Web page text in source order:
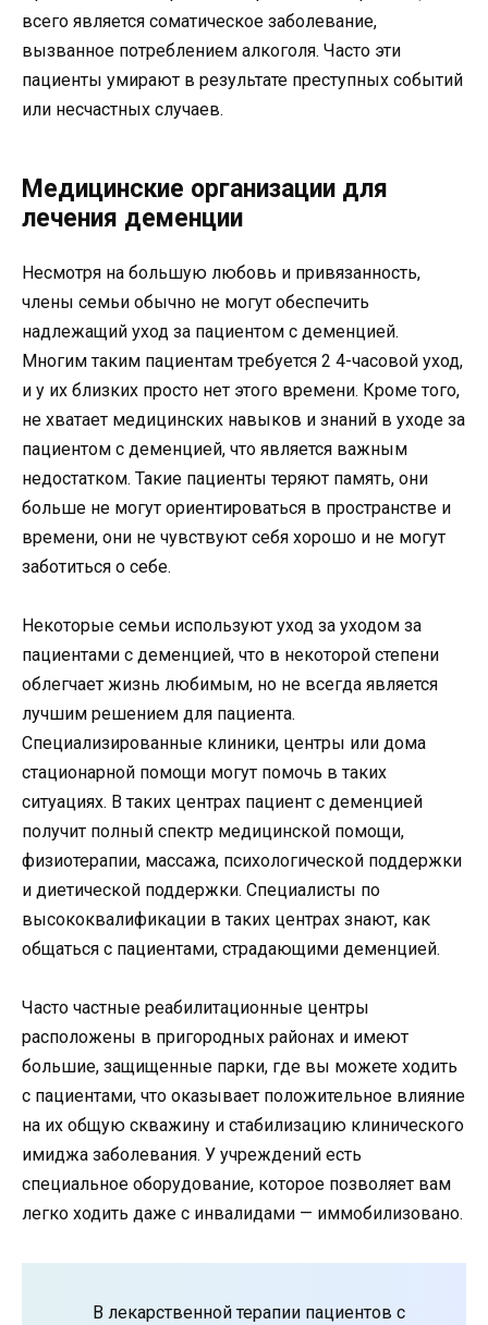
всего является соматическое заболевание,
вызванное потреблением алкоголя. Часто эти
пациенты умирают в результате преступных событий
или несчастных случаев.
Медицинские организации для
лечения деменции
Несмотря на большую любовь и привязанность,
члены семьи обычно не могут обеспечить
надлежащий уход за пациентом с деменцией.
Многим таким пациентам требуется 2 4-часовой уход,
и у их близких просто нет этого времени. Кроме того,
не хватает медицинских навыков и знаний в уходе за
пациентом с деменцией, что является важным
недостатком. Такие пациенты теряют память, они
больше не могут ориентироваться в пространстве и
времени, они не чувствуют себя хорошо и не могут
заботиться о себе.
Некоторые семьи используют уход за уходом за
пациентами с деменцией, что в некоторой степени
облегчает жизнь любимым, но не всегда является
лучшим решением для пациента.
Специализированные клиники, центры или дома
стационарной помощи могут помочь в таких
ситуациях. В таких центрах пациент с деменцией
получит полный спектр медицинской помощи,
физиотерапии, массажа, психологической поддержки
и диетической поддержки. Специалисты по
высококвалификации в таких центрах знают, как
общаться с пациентами, страдающими деменцией.
Часто частные реабилитационные центры
расположены в пригородных районах и имеют
большие, защищенные парки, где вы можете ходить
с пациентами, что оказывает положительное влияние
на их общую скважину и стабилизацию клинического
имиджа заболевания. У учреждений есть
специальное оборудование, которое позволяет вам
легко ходить даже с инвалидами — иммобилизовано.
В лекарственной терапии пациентов с